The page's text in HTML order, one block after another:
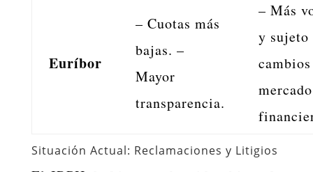
Euríbor
– Cuotas más
bajas. –
Mayor
transparencia.
– Más
y sujeto
mercado
Situación Actual: Reclamaciones y Litigios